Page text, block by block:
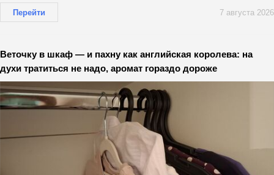
Перейти 7 августа 2026
Веточку в шкаф — и пахну как английская королева: на
духи тратиться не надо, аромат гораздо дороже